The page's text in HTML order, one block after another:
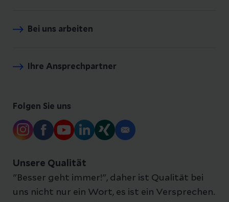
Bei uns arbeiten
Ihre Ansprechpartner
Folgen Sie uns
Unsere Qualität
"Besser geht immer!", daher ist Qualität bei
uns nicht nur ein Wort, es ist ein Versprechen.